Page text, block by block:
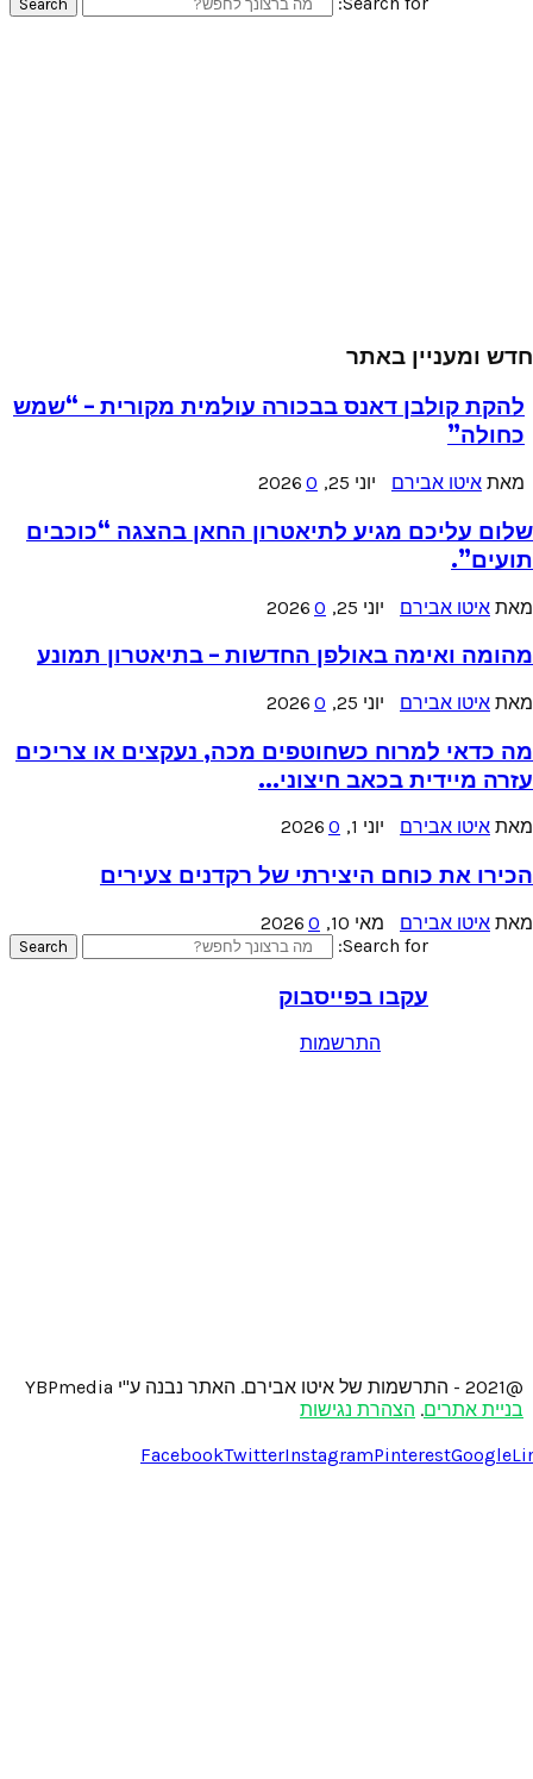
Search
חדש ומעניין באתר
להקת קולבן דאנס בבכורה עולמית מקורית – “שמש
כחולה”
מאת איטו אבירם יוני 25, 2026 0
שלום עליכם מגיע לתיאטרון החאן בהצגה “כוכבים
תועים”.
מאת איטו אבירם יוני 25, 2026 0
מהומה ואימה באולפן החדשות – בתיאטרון תמונע
מאת איטו אבירם יוני 25, 2026 0
מה כדאי למרוח כשחוטפים מכה, נעקצים או צריכים
עזרה מיידית בכאב חיצוני...
מאת איטו אבירם יוני 1, 2026 0
הכירו את כוחם היצירתי של רקדנים צעירים
מאת איטו אבירם מאי 10, 2026
0
Search for:
Search
עקבו בפייסבוק
התרשמות
@2021 - התרשמות של איטו אבירם. האתר נבנה ע"י YBPmedia
בניית אתרים. הצהרת נגישות
FacebookTwitterInstagramPinterestGoogle